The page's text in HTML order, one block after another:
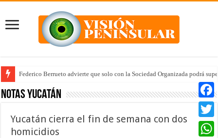
Federico Berrueto advierte que solo con la Sociedad Organizada podrá
Notas Yucatán
Yucatán cierra el fin de semana con dos
homicidios
Twitter